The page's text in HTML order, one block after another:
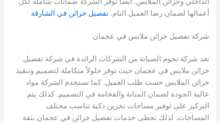
أعمالها لضمان رضا العميل التام.تفصيل خزائن في الشارقة
شركة تفصيل خزائن ملابس في عجمان
تعد شركة نجوم الصيانة من الشركات الرائدة في شركة تفصيل
خزائن ملابس في عجمان حيث توفر حلولاً متكاملة لتصميم وتنفيذ
خزائن الملابس حسب طلب العميل. كما تستخدم الشركة مواد
عالية الجودة لضمان المتانة والفخامة في التصميم. كذلك يتم
التركيز على توفير مساحات تخزين ذكية تناسب مختلف
المساحات. لذلك تحظى خدمات تفصيل خزائن في عجمان بثقة